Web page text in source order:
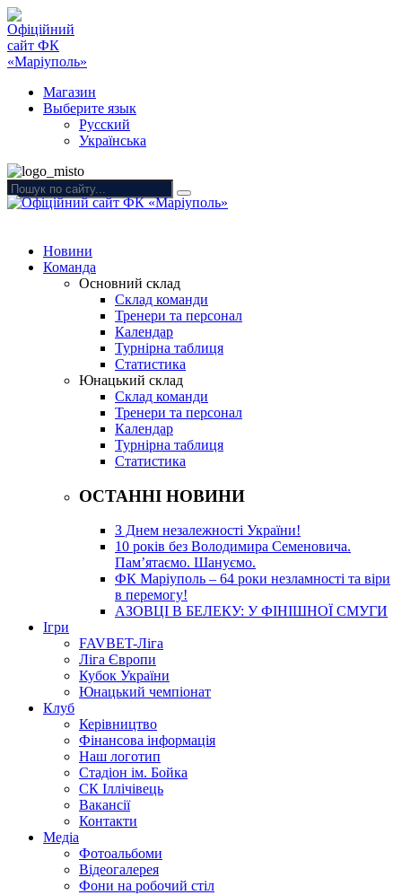
Магазин
Выберите язык
Русский
Українська
Новини
Команда
Основний склад
Склад команди
Тренери та персонал
Календар
Турнірна таблиця
Статистика
Юнацький склад
Склад команди
Тренери та персонал
Календар
Турнірна таблиця
Статистика
ОСТАННІ НОВИНИ
З Днем незалежності України!
10 років без Володимира Семеновича.
Пам’ятаємо. Шануємо.
ФК Маріуполь – 64 роки незламності та віри
в перемогу!
АЗОВЦІ В БЕЛЕКУ: У ФІНІШНОЇ СМУГИ
Ігри
FAVBET-Ліга
Ліга Європи
Кубок України
Юнацький чемпіонат
Клуб
Керівництво
Фінансова інформація
Наш логотип
Стадіон ім. Бойка
СК Іллічівець
Вакансії
Контакти
Медіа
Фотоальбоми
Відеогалерея
Фони на робочий стіл